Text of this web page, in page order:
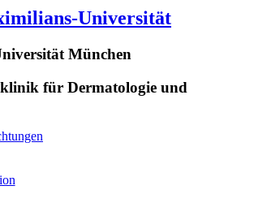
Universität
München
für Dermatologie und